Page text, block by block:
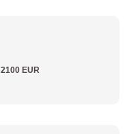
2100 EUR